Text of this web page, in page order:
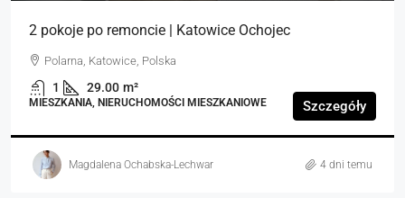
2 pokoje po remoncie | Katowice Ochojec
Polarna, Katowice, Polska
1 29.00 m²
MIESZKANIA, NIERUCHOMOŚCI MIESZKANIOWE Szczegóły
Magdalena Ochabska-Lechwar 4 dni temu